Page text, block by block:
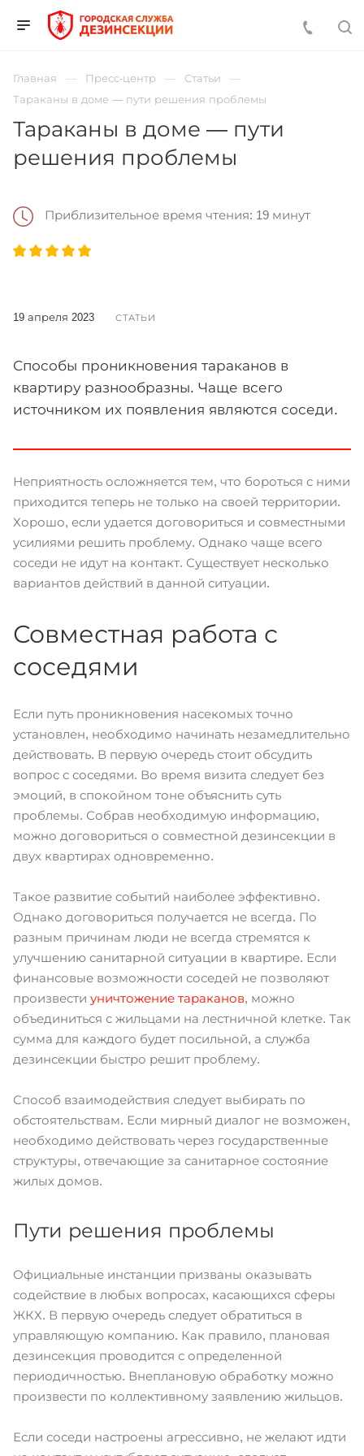
Главная Пресс-центр
Статьи
Тараканы в доме — пути решения проблемы
Тараканы в доме — пути
решения проблемы
Приблизительное время чтения: 19 минут
19 апреля 2023 СТАТЬИ
Способы проникновения тараканов в
квартиру разнообразны. Чаще всего
источником их появления являются соседи.
Неприятность осложняется тем, что бороться с ними
приходится теперь не только на своей территории.
Хорошо, если удается договориться и совместными
усилиями решить проблему. Однако чаще всего
соседи не идут на контакт. Существует несколько
вариантов действий в данной ситуации.
Совместная работа с
соседями
Если путь проникновения насекомых точно
установлен, необходимо начинать незамедлительно
действовать. В первую очередь стоит обсудить
вопрос с соседями. Во время визита следует без
эмоций, в спокойном тоне объяснить суть
проблемы. Собрав необходимую информацию,
можно договориться о совместной дезинсекции в
двух квартирах одновременно.
Такое развитие событий наиболее эффективно.
Однако договориться получается не всегда. По
разным причинам люди не всегда стремятся к
улучшению санитарной ситуации в квартире. Если
финансовые возможности соседей не позволяют
произвести уничтожение тараканов, можно
объединиться с жильцами на лестничной клетке. Так
сумма для каждого будет посильной, а служба
дезинсекции быстро решит проблему.
Способ взаимодействия следует выбирать по
обстоятельствам. Если мирный диалог не возможен,
необходимо действовать через государственные
структуры, отвечающие за санитарное состояние
жилых домов.
Пути решения проблемы
Официальные инстанции призваны оказывать
содействие в любых вопросах, касающихся сферы
ЖКХ. В первую очередь следует обратиться в
управляющую компанию. Как правило, плановая
дезинсекция проводится с определенной
периодичностью. Внеплановую обработку можно
произвести по коллективному заявлению жильцов.
Если соседи настроены агрессивно, не желают идти